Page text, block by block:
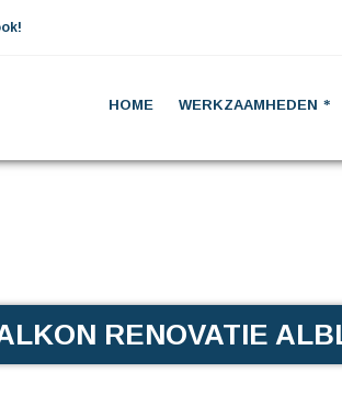
HOME WERKZAAMHEDEN
RENOVATIE